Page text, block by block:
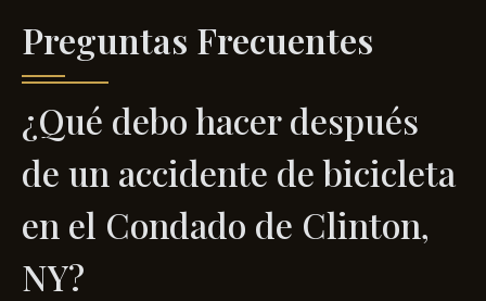
Preguntas Frecuentes
¿Qué debo hacer después
de un accidente de bicicleta
en el Condado de Clinton,
NY?